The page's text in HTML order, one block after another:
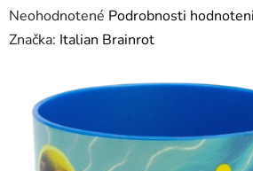
Priemerné
hodnotenie
Neohodnotené Podrobnosti
Značka: Italian Brainrot